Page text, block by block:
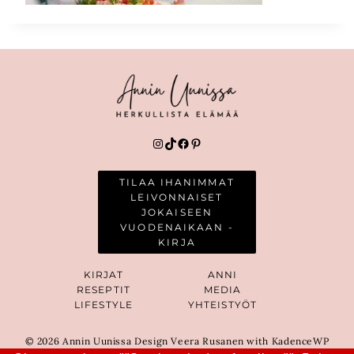
Instagram
TikTok
Facebook
Pinterest
TILAA IHANIMMAT
LEIVONNAISET
JOKAISEEN
VUODENAIKAAN -
KIRJA
KIRJAT
RESEPTIT
LIFESTYLE
ANNI
MEDIA
YHTEISTYÖT
© 2026 Annin Uunissa Design Veera Rusanen with KadenceWP